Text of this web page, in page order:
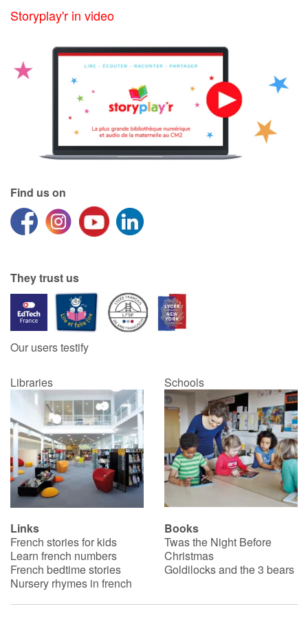
Storyplay'r in video
Find us on
They trust us
Our users testify
Libraries Schools
Links
French stories for kids
Learn french numbers
French bedtime stories
Nursery rhymes in french
Books
Twas the Night Before
Christmas
Goldilocks and the 3 bears